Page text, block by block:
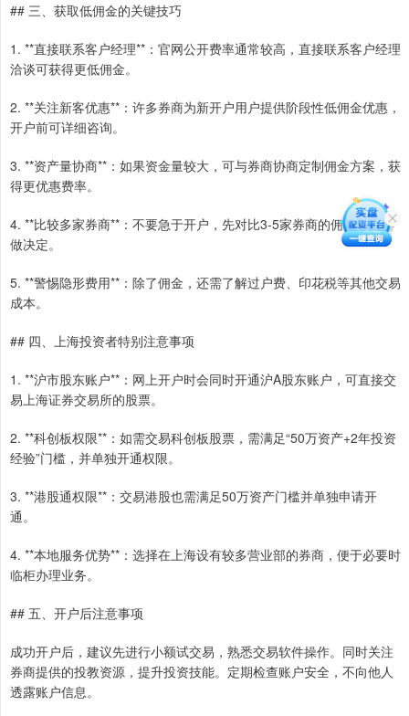
## 三、获取低佣金的关键技巧
1. **直接联系客户经理**：官网公开费率通常较高，直接联系客户经理
洽谈可获得更低佣金。
2. **关注新客优惠**：许多券商为新开户用户提供阶段性低佣金优惠，
开户前可详细咨询。
3. **资产量协商**：如果资金量较大，可与券商协商定制佣金方案，获
得更优惠费率。
4. **比较多家券商**：不要急于开户，先对比3-5家券商的佣金政策再
做决定。
5. **警惕隐形费用**：除了佣金，还需了解过户费、印花税等其他交易
成本。
## 四、上海投资者特别注意事项
1. **沪市股东账户**：网上开户时会同时开通沪A股东账户，可直接交
易上海证券交易所的股票。
2. **科创板权限**：如需交易科创板股票，需满足“50万资产+2年投资
经验”门槛，并单独开通权限。
3. **港股通权限**：交易港股也需满足50万资产门槛并单独申请开
通。
4. **本地服务优势**：选择在上海设有较多营业部的券商，便于必要时
临柜办理业务。
## 五、开户后注意事项
成功开户后，建议先进行小额试交易，熟悉交易软件操作。同时关注
券商提供的投教资源，提升投资技能。定期检查账户安全，不向他人
透露账户信息。